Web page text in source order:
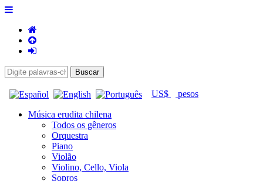
US$ pesos
Música erudita chilena
Todos os gêneros
Orquestra
Piano
Violão
Violino, Cello, Viola
Sopros